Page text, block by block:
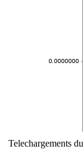
Telechargements